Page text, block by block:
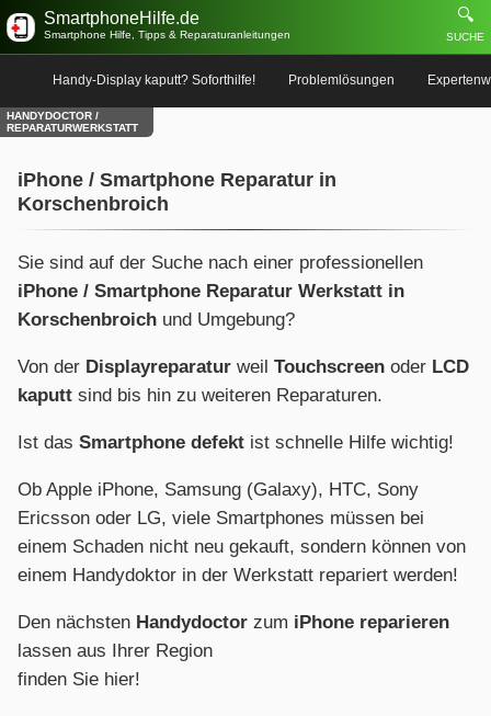
SmartphoneHilfe.de
Smartphone Hilfe, Tipps & Reparaturanleitungen
🔍
SUCHE
Handy-Display kaputt? Soforthilfe! Problemlösungen
HANDYDOCTOR /
REPARATURWERKSTATT
iPhone / Smartphone Reparatur in
Korschenbroich
Sie sind auf der Suche nach einer professionellen
iPhone / Smartphone Reparatur Werkstatt in
Korschenbroich und Umgebung?
Von der Displayreparatur weil Touchscreen oder LCD
kaputt sind bis hin zu weiteren Reparaturen.
Ist das Smartphone defekt ist schnelle Hilfe wichtig!
Ob Apple iPhone, Samsung (Galaxy), HTC, Sony
Ericsson oder LG, viele Smartphones müssen bei
einem Schaden nicht neu gekauft, sondern können von
einem Handydoktor in der Werkstatt repariert werden!
Den nächsten Handydoctor zum iPhone reparieren
lassen aus Ihrer Region
finden Sie hier!